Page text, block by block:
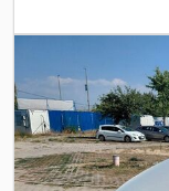
Specifikacije: Model
KS Pogon: 4x2
kaiš promenjen
retrovizori Radio
Ahszqmy No Eeck
2014. godine sa 9
kaiš je zamenjen.
Odmah dostupan.